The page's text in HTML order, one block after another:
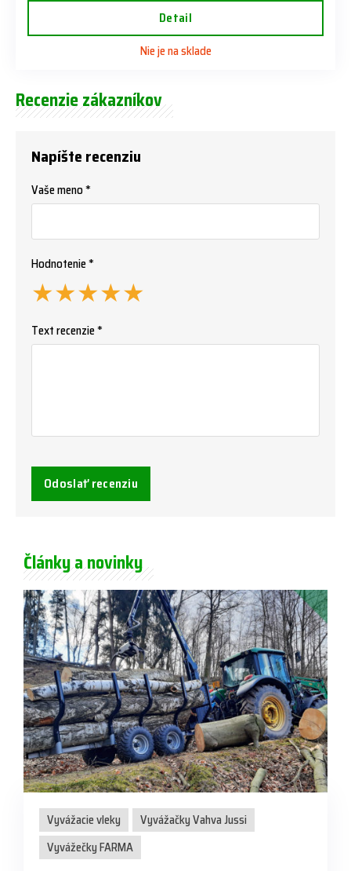
Detail
Nie je na sklade
Recenzie zákazníkov
Napíšte recenziu
Vaše meno *
Hodnotenie *
★
★
★
★
★
Text recenzie *
Odoslať recenziu
Články a novinky
Vyvážacie vleky
Vyvážačky Vahva Jussi
Vyvážečky FARMA